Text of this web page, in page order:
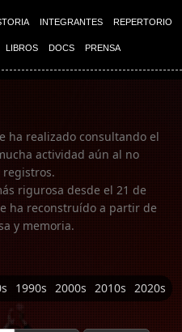
INTEGRANTES REPERTORIO
LIBROS DOCS PRENSA
ha realizado consultando el
actividad aún al no
registros.
rigurosa desde el 21 de
ha reconstruído a partir de
y memoria.
1990s 2000s 2010s 2020s